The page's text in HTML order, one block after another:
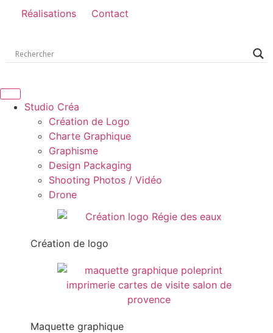
Réalisations Contact
Studio Créa
Création de Logo
Charte Graphique
Graphisme
Design Packaging
Shooting Photos / Vidéo
Drone
Création de logo
Maquette graphique